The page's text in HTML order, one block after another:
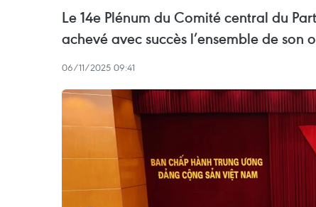
Le 14e Plénum du Comité central du
achevé avec succès l’ensemble de
06/11/2025 09:41